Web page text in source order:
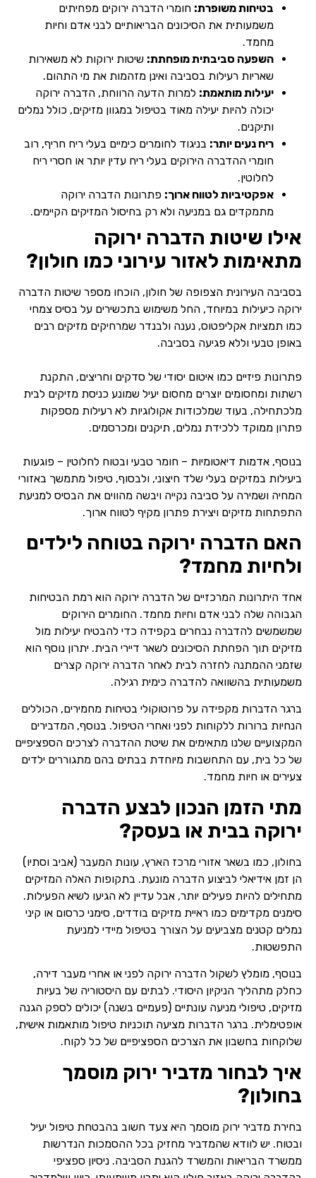
בטיחות משופרת: חומרי הדברה ירוקים מפחיתים
משמעותית את הסיכונים הבריאותיים לבני אדם וחיות
מחמד.
השפעה סביבתית מופחתת: שיטות ירוקות לא משאירות
שאריות רעילות בסביבה ואינן מזהמות את מי התהום.
יעילות מותאמת: למרות הדעה הרווחת, הדברה ירוקה
יכולה להיות יעילה מאוד בטיפול במגוון מזיקים, כולל נמלים
ותיקנים.
ריח נעים יותר: בניגוד לחומרים כימיים בעלי ריח חריף, רוב
חומרי ההדברה הירוקים בעלי ריח עדין יותר או חסרי ריח
לחלוטין.
אפקטיביות לטווח ארוך: פתרונות הדברה ירוקה
מתמקדים גם במניעה ולא רק בחיסול המזיקים הקיימים.
אילו שיטות הדברה ירוקה
מתאימות לאזור עירוני כמו חולון?
בסביבה העירונית הצפופה של חולון, הוכחו מספר שיטות הדברה
ירוקה כיעילות במיוחד, החל משימוש בתכשירים על בסיס צמחי
כמו תמציות אקליפטוס, נענה ולבנדר שמרחיקים מזיקים רבים
באופן טבעי וללא פגיעה בסביבה.
פתרונות פיזיים כמו איטום יסודי של סדקים וחריצים, התקנת
רשתות ומחסומים יוצרים מחסום יעיל שמונע כניסת מזיקים לבית
מלכתחילה, בעוד שמלכודות אקולוגיות לא רעילות מספקות
פתרון ממוקד ללכידת נמלים, תיקנים ומכרסמים.
בנוסף, אדמות דיאטומיות – חומר טבעי ובטוח לחלוטין – פוגעות
ביעילות במזיקים בעלי שלד חיצוני, ולבסוף, טיפול מתמשך באזורי
המחיה ושמירה על סביבה נקייה ויבשה מהווים את הבסיס למניעת
התפתחות מזיקים ויצירת פתרון מקיף לטווח ארוך.
האם הדברה ירוקה בטוחה לילדים
ולחיות מחמד?
אחד היתרונות המרכזיים של הדברה ירוקה הוא רמת הבטיחות
הגבוהה שלה לבני אדם וחיות מחמד. החומרים הירוקים
שמשמשים להדברה נבחרים בקפידה כדי להבטיח יעילות מול
מזיקים תוך הפחתת הסיכונים לשאר דיירי הבית. יתרון נוסף הוא
שזמני ההמתנה לחזרה לבית לאחר הדברה ירוקה קצרים
משמעותית בהשוואה להדברה כימית רגילה.
ברגר הדברות מקפידה על פרוטוקולי בטיחות מחמירים, הכוללים
הנחיות ברורות ללקוחות לפני ואחרי הטיפול. בנוסף, המדבירים
המקצועיים שלנו מתאימים את שיטת ההדברה לצרכים הספציפיים
של כל בית, עם התחשבות מיוחדת בבתים בהם מתגוררים ילדים
צעירים או חיות מחמד.
מתי הזמן הנכון לבצע הדברה
ירוקה בבית או בעסק?
בחולון, כמו בשאר אזורי מרכז הארץ, עונות המעבר (אביב וסתיו)
הן זמן אידיאלי לביצוע הדברה מונעת. בתקופות האלה המזיקים
מתחילים להיות פעילים יותר, אבל עדיין לא הגיעו לשיא הפעילות.
סימנים מקדימים כמו ראיית מזיקים בודדים, סימני כרסום או קיני
נמלים קטנים מצביעים על הצורך בטיפול מיידי למניעת
התפשטות.
בנוסף, מומלץ לשקול הדברה ירוקה לפני או אחרי מעבר דירה,
כחלק מתהליך הניקיון היסודי. לבתים עם היסטוריה של בעיות
מזיקים, טיפולי מניעה עונתיים (פעמיים בשנה) יכולים לספק הגנה
אופטימלית. ברגר הדברות מציעה תוכניות טיפול מותאמות אישית,
שלוקחות בחשבון את הצרכים הספציפיים של כל לקוח.
איך לבחור מדביר ירוק מוסמך
בחולון?
בחירת מדביר ירוק מוסמך היא צעד חשוב בהבטחת טיפול יעיל
ובטוח. יש לוודא שהמדביר מחזיק בכל ההסמכות הנדרשות
ממשרד הבריאות והמשרד להגנת הסביבה. ניסיון ספציפי